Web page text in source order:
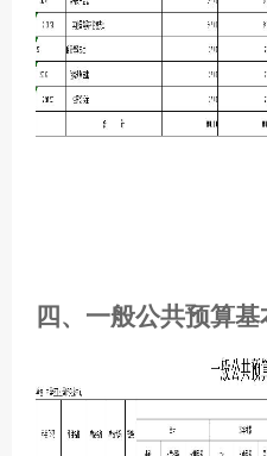
四、一般公共预算